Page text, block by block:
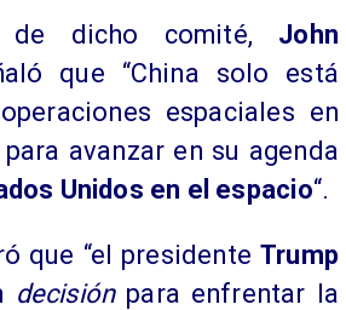
de dicho comité, John
que “China solo está
espaciales en
para avanzar en su agenda
Unidos en el espacio“.
que “el presidente Trump
decisiónpara enfrentar la